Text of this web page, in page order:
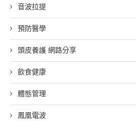
音波拉提
預防醫學
頭皮養護 網路分享
飲食健康
體態管理
鳳凰電波